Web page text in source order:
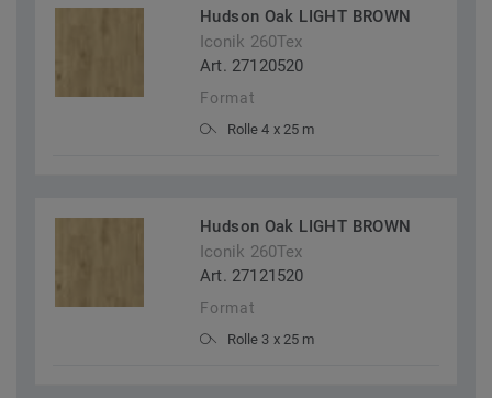
Hudson Oak LIGHT BROWN
Iconik 260Tex
Art. 27120520
Format
Rolle 4 x 25 m
Hudson Oak LIGHT BROWN
Iconik 260Tex
Art. 27121520
Format
Rolle 3 x 25 m